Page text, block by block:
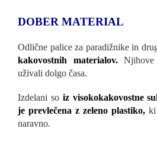
DOBER MATERIAL
Odlične palice za paradižnike in
kakovostnih materialov.
uživali dolgo časa.
Izdelani so iz visokokakovostne
je prevlečena z zeleno plastiko, ki
naravno.